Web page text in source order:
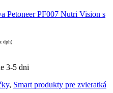
Petoneer PF007 Nutri Vision s
dph)
3-5 dni
, Smart produkty pre zvieratká